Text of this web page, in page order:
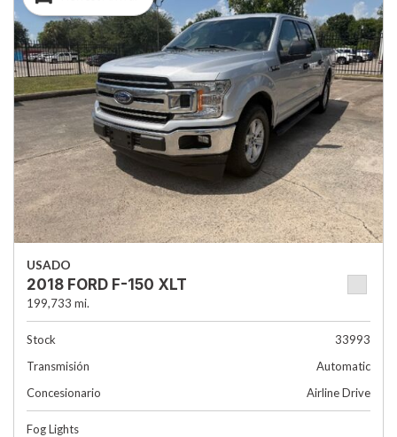
USADO
2018 FORD F-150 XLT
199,733 mi.
Stock
33993
Transmisión
Automatic
Concesionario
Airline Drive
Fog Lights